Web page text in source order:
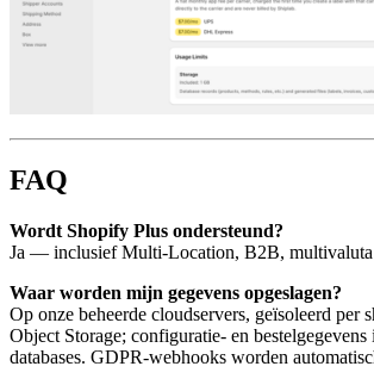
FAQ
Wordt Shopify Plus ondersteund?
Ja — inclusief Multi-Location, B2B,
Waar worden mijn gegevens opgeslagen?
Op onze beheerde cloudservers, geïsoleerd per
Object Storage; configuratie- en bestelgegevens
databases. GDPR-webhooks worden